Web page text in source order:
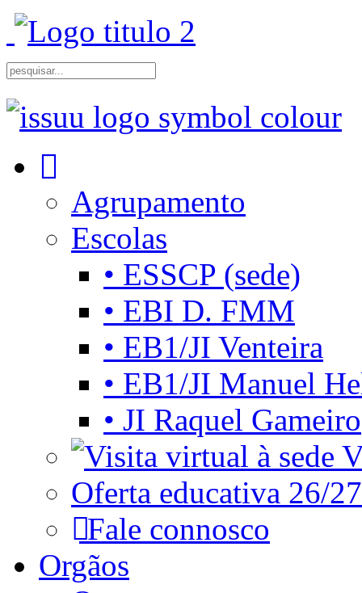
Agrupamento
Escolas
• ESSCP (sede)
• EBI D. FMM
• EB1/JI Venteira
• EB1/JI Manuel
• JI Raquel Gameiro
Oferta educativa 26/27
Fale connosco
Orgãos